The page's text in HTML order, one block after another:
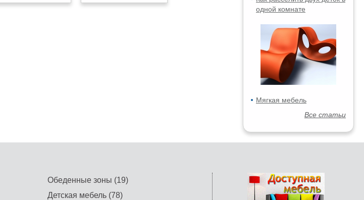
одной комнате
Мягкая мебель
Все статьи
Обеденные зоны (19)
Детская мебель (78)